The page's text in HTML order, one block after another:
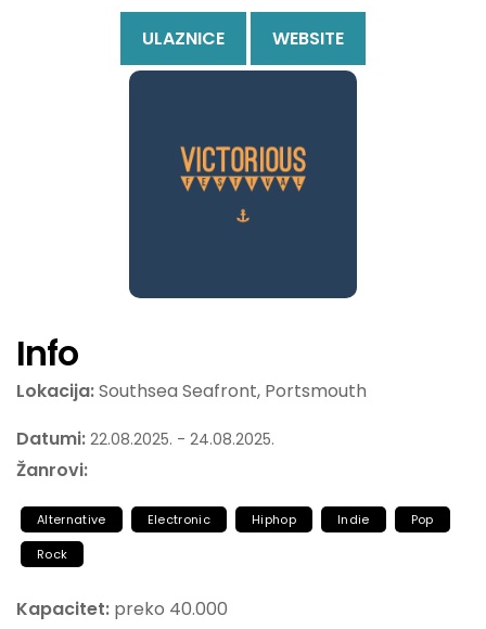
ULAZNICE WEBSITE
Info
Lokacija:Southsea Seafront, Portsmouth
Datumi: 22.08.2025. - 24.08.2025.
Žanrovi:
Alternative Electronic Hiphop Indie
Pop
Rock
Kapacitet: preko 40.000